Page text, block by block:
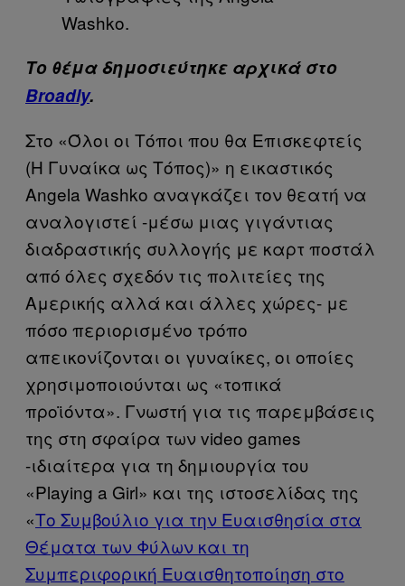
Washko.
Το θέμα δημοσιεύτηκε αρχικά στο
Broadly.
Στο «Όλοι οι Τόποι που θα Επισκεφτείς
(Η Γυναίκα ως Τόπος)» η εικαστικός
Angela Washko αναγκάζει τον θεατή να
αναλογιστεί -μέσω μιας γιγάντιας
διαδραστικής συλλογής με καρτ ποστάλ
από όλες σχεδόν τις πολιτείες της
Αμερικής αλλά και άλλες χώρες- με
πόσο περιορισμένο τρόπο
απεικονίζονται οι γυναίκες, οι οποίες
χρησιμοποιούνται ως «τοπικά
προϊόντα». Γνωστή για τις παρεμβάσεις
της στη σφαίρα των video games
-ιδιαίτερα για τη δημιουργία του
«Playing a Girl» και της ιστοσελίδας της
«Το Συμβούλιο για την Ευαισθησία στα
Θέματα των Φύλων και τη
Συμπεριφορική Ευαισθητοποίηση στο